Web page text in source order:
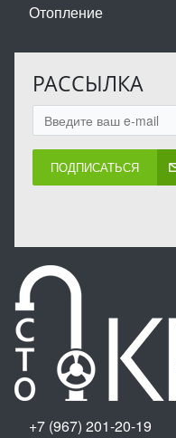
Отопление
РАССЫЛКА
ПОДПИСАТЬСЯ
+7 (967) 201-20-19